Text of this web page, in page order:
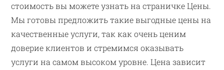
стоимость вы можете узнать на страничке Цены.
Мы готовы предложить такие выгодные цены на
качественные услуги, так как очень ценим
доверие клиентов и стремимся оказывать
услуги на самом высоком уровне. Цена зависит